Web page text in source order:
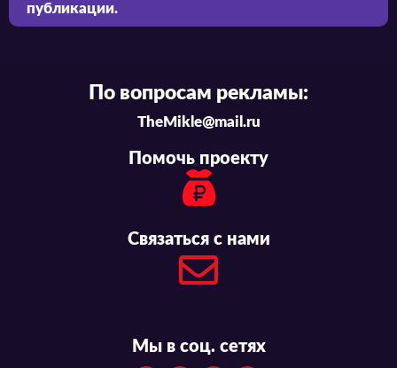
публикации.
По вопросам рекламы:
TheMikle@mail.ru
Помочь проекту
Связаться с нами
Мы в соц. сетях